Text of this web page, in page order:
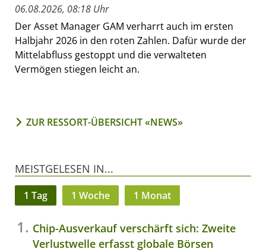
06.08.2026, 08:18 Uhr
Der Asset Manager GAM verharrt auch im ersten
Halbjahr 2026 in den roten Zahlen. Dafür wurde der
Mittelabfluss gestoppt und die verwalteten
Vermögen stiegen leicht an.
ZUR RESSORT-ÜBERSICHT «NEWS»
MEISTGELESEN IN...
1 Tag 1 Woche 1 Monat
Chip-Ausverkauf verschärft sich: Zweite
Verlustwelle erfasst globale Börsen